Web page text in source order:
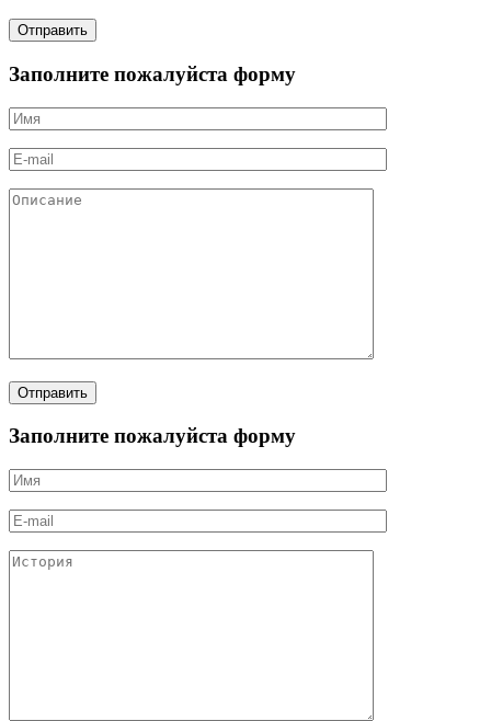
Заполните пожалуйста форму
Заполните пожалуйста форму